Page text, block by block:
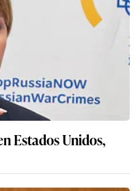
Estados Unidos,